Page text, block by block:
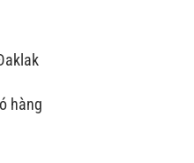
hàng
lượng